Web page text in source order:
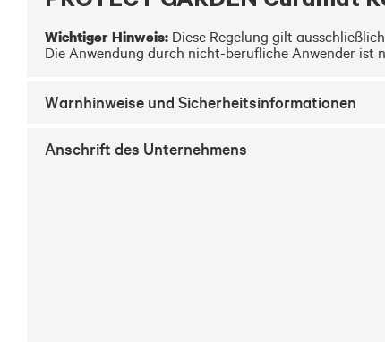
Wichtiger Hinweis: Diese Regelung gilt
Die Anwendung durch nicht-berufliche Anwender ist
Warnhinweise und Sicherheitsinformationen
Anschrift des Unternehmens